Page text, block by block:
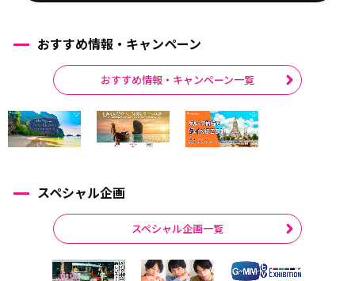
おすすめ情報・キャンペーン
おすすめ情報・キャンペーン一覧
スペシャル企画
スペシャル企画一覧